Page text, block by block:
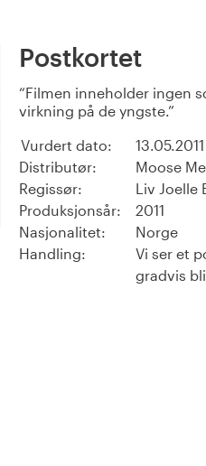
Postkortet
Filmen inneholder ingen
virkning på de yngste.
Vurdert dato:
13.05.2011
Distributør:
Moose
Regissør:
Liv Joelle
Produksjonsår:
2011
Nasjonalitet:
Norge
Handling:
Vi ser et
gradvis